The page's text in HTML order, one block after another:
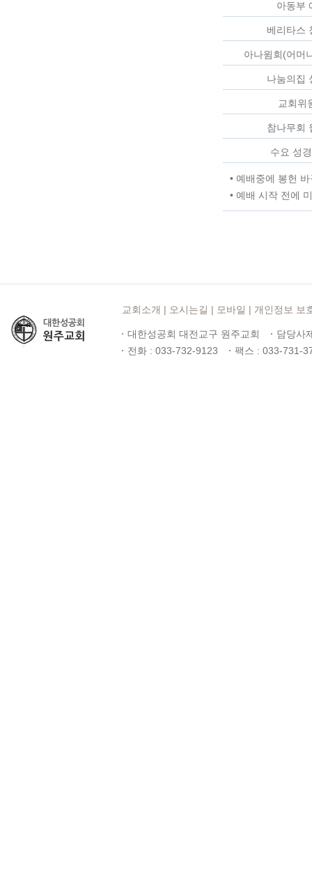
아동부
베리타스
아나윔회(어머
나눔의집
교회위
참나무회
수요 성
• 예배중에 봉헌
• 예배 시작 전에
교회소개 | 오시는길 | 모바일 | 개인정보 보
대한성공회 대전교구 원주교회
담당사
전화 : 033-732-9123
팩스 : 033-